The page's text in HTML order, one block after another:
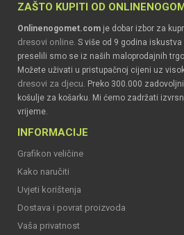
ZAŠTO KUPITI OD
Onlinenogomet.com je dobar izbor za
dresovi online. S više od 9 godina
preselili smo se iz naših maloprodajnih
Možete uživati u pristupačnoj cijeni uz
dresovi za djecu. Preko 300.000
košulje za košarku. Mi ćemo zadržati
vrijeme.
INFORMACIJE
Grafikon veličine
Kako naručiti
Uvjeti korištenja
Dostava i povrat proizvoda
Vaša privatnost